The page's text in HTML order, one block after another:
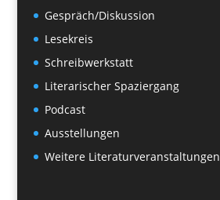
Gespräch/Diskussion
Lesekreis
Schreibwerkstatt
Literarischer Spaziergang
Podcast
Ausstellungen
Weitere Literaturveranstaltungen